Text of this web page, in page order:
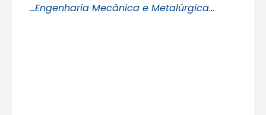
…Engenharia Mecânica e Metalúrgica…